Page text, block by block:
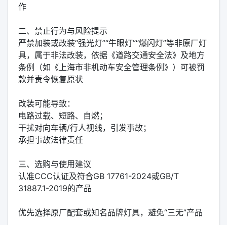
作‌‌
‌二、禁止行为与风险提示‌
‌严禁加装或改装“强光灯”“牛眼灯”“爆闪灯”‌等非原厂灯
具，属于‌非法改装‌，依据《道路交通安全法》及地方
条例（如《上海市非机动车安全管理条例》）可被罚
款并责令恢复原状‌‌
改装可能导致：
‌电路过载、短路、自燃‌；
‌干扰对向车辆/行人视线‌，引发事故；
‌承担事故法律责任‌‌‌
‌三、选购与使用建议‌
‌认准CCC认证‌及符合‌GB 17761-2024‌或‌GB/T
31887.1-2019‌的产品‌‌
优先选择‌原厂配套‌或知名品牌灯具，避免“三无”产品‌‌